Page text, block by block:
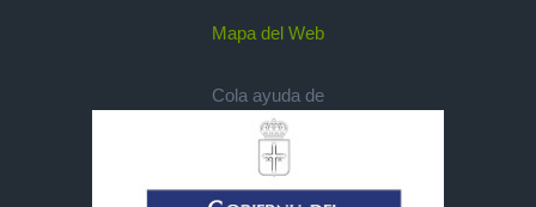
Mapa del Web
Cola ayuda de